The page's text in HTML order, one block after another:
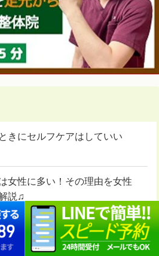
きにセルフケアはしていい
女性に多い！その理由を女性
説♫
てホント？